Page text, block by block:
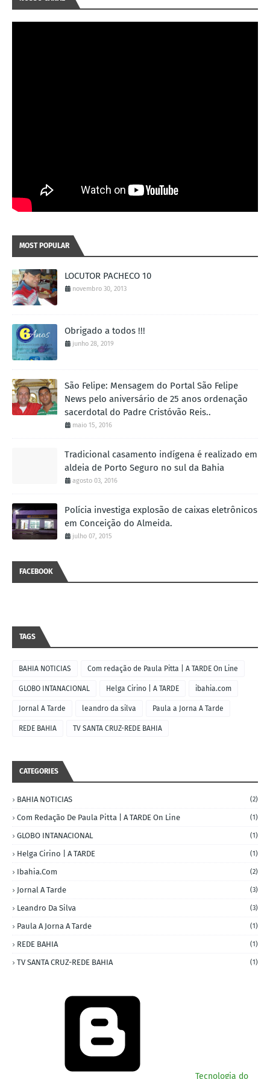
MOST POPULAR
LOCUTOR PACHECO 10
novembro 30, 2013
Obrigado a todos !!!
junho 28, 2019
São Felipe: Mensagem do Portal São Felipe
News pelo aniversário de 25 anos ordenação
sacerdotal do Padre Cristóvão Reis..
maio 15, 2016
Tradicional casamento indígena é realizado em
aldeia de Porto Seguro no sul da Bahia
agosto 03, 2016
Polícia investiga explosão de caixas eletrônicos
em Conceição do Almeida.
julho 07, 2015
FACEBOOK
TAGS
BAHIA NOTICIAS Com redação de Paula Pitta | A TARDE On Line
GLOBO INTANACIONAL Helga Cirino | A TARDE ibahia.com
Jornal A Tarde leandro da silva Paula a Jorna A Tarde
REDE BAHIA TV SANTA CRUZ-REDE BAHIA
CATEGORIES
BAHIA NOTICIAS (2)
Com Redação De Paula Pitta | A TARDE On Line (1)
GLOBO INTANACIONAL (1)
Helga Cirino | A TARDE (1)
Ibahia.com (2)
Jornal A Tarde (3)
Leandro Da Silva (3)
Paula A Jorna A Tarde (1)
REDE BAHIA (1)
TV SANTA CRUZ-REDE BAHIA (1)
Tecnologia do